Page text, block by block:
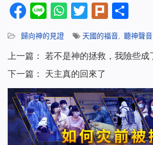
Facebook
LineWhatsApp
Twitter
Plurk
享
歸向神的見證 天國的福音 聽神聲音
上一篇： 若不是神的拯救，我險些成
下一篇：
天主真的回來了